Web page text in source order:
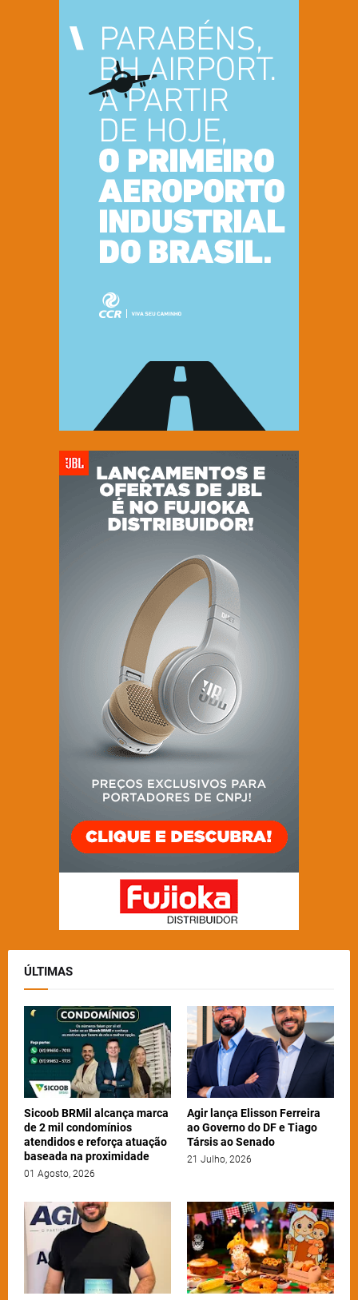
ÚLTIMAS
Sicoob BRMil alcança marca
de 2 mil condomínios
atendidos e reforça atuação
baseada na proximidade
01 Agosto, 2026
Agir lança Elisson Ferreira
ao Governo do DF e Tiago
Társis ao Senado
21 Julho, 2026